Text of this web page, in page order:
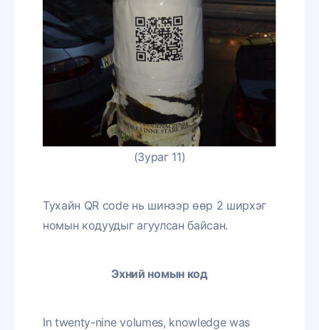
(Зураг 11)
Тухайн QR code нь шинээр өөр 2 ширхэг
номын кодуудыг агуулсан байсан.
Эхний номын код
In twenty-nine volumes, knowledge was